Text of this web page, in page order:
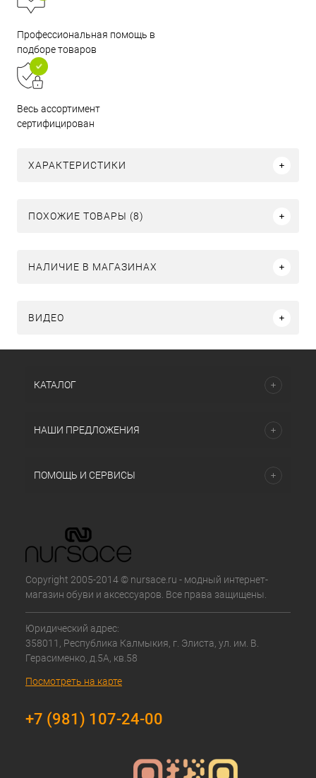
Профессиональная помощь в
подборе товаров
Весь ассортимент
сертифицирован
ХАРАКТЕРИСТИКИ
ПОХОЖИЕ ТОВАРЫ (8)
НАЛИЧИЕ В МАГАЗИНАХ
ВИДЕО
КАТАЛОГ
НАШИ ПРЕДЛОЖЕНИЯ
ПОМОЩЬ И СЕРВИСЫ
Copyright 2005-2014 © nursace.ru - модный интернет-
магазин обуви и аксессуаров. Все права защищены.
Юридический адрес:
358011, Республика Калмыкия, г. Элиста, ул. им. В.
Герасименко, д.5А, кв.58
Посмотреть на карте
+7 (981) 107-24-00